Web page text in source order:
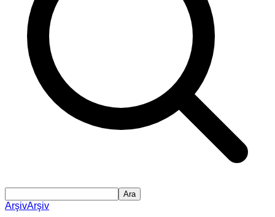
Ara
ArşivArşiv